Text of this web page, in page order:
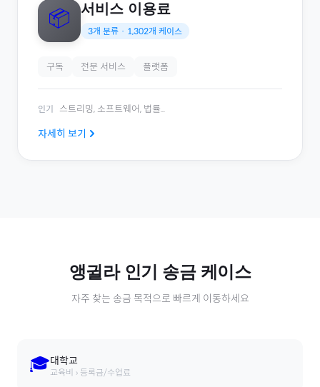
📦 서비스 이용료
3개 분류 · 1,302개 케이스
구독 전문 서비스 플랫폼
인기 스트리밍, 소프트웨어, 법률...
자세히 보기
앵귈라인기 송금 케이스
자주 찾는 송금 목적으로 빠르게 이동하세요
🎓대학교
교육비 › 등록금/수업료